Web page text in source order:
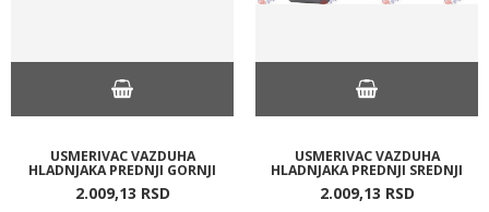
USMERIVAC VAZDUHA
HLADNJAKA PREDNJI GORNJI
2.009,13 RSD
USMERIVAC VAZDUHA
HLADNJAKA PREDNJI SREDNJI
2.009,13 RSD